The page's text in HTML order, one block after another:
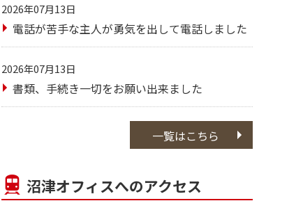
2026年07月13日
電話が苦手な主人が勇気を出して電話しました
2026年07月13日
書類、手続き一切をお願い出来ました
一覧はこちら
沼津オフィスへのアクセス